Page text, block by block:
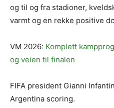
og til og fra stadioner,
varmt og en rekke positive
VM 2026: Komplett
og veien til finalen
FIFA president Gianni
Argentina scoring.